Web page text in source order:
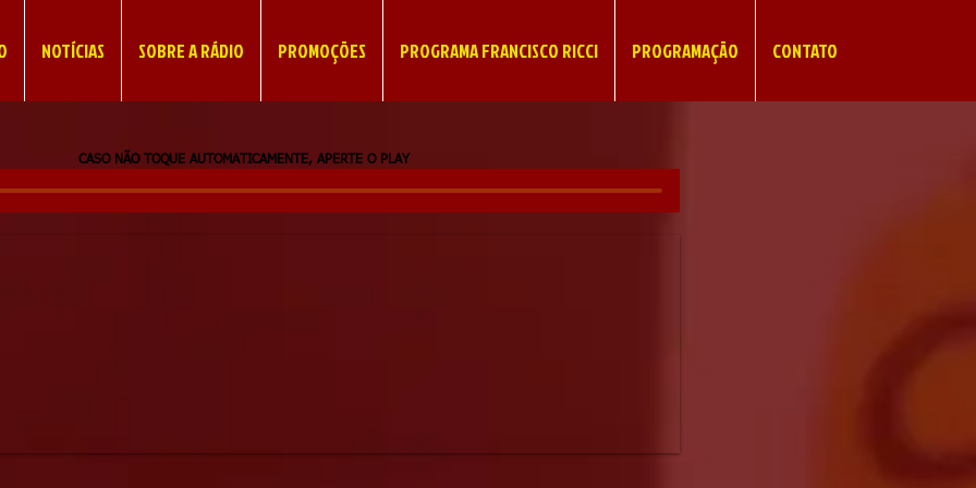
NOTÍCIAS SOBRE A RÁDIO PROMOÇÕES PROGRAMA FRANCISCO RICCI PROGRAMAÇÃO CONTATO
CASO NÃO TOQUE AUTOMATICAMENTE, APERTE O PLAY